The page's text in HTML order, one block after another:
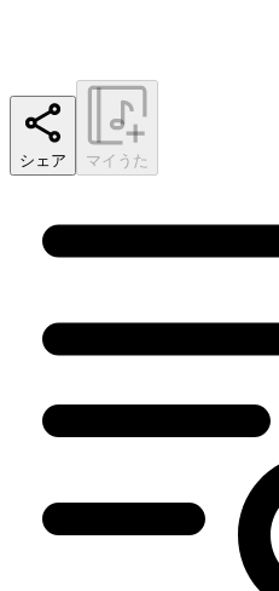
シェア マイうた